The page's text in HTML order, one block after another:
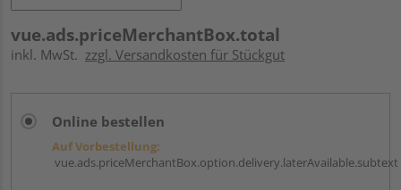
vue.ads.priceMerchantBox.total
inkl. MwSt. zzgl. Versandkosten für Stückgut
Online bestellen
Auf Vorbestellung:
vue.ads.priceMerchantBox.option.delivery.laterAvailable.subtext